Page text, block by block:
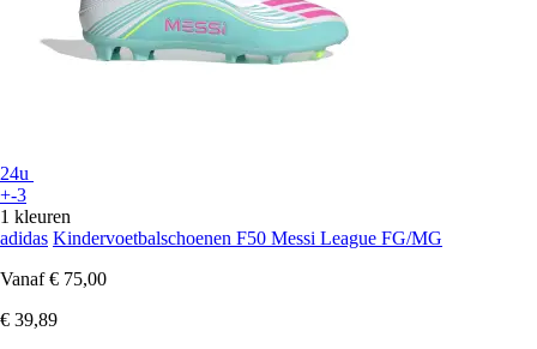
24u
+-3
1 kleuren
adidas Kindervoetbalschoenen F50 Messi League FG/MG
Vanaf € 75,00
€ 39,89